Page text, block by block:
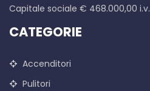
Capitale sociale € 468.000,00 i.v.
CATEGORIE
Accenditori
Pulitori